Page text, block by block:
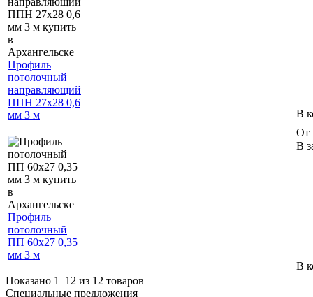
Профиль
потолочный
направляющий
ППН 27х28 0,6
мм 3 м
В
Профиль
потолочный
ПП 60х27 0,35
мм 3 м
От
В
В
Показано 1–12 из 12 товаров
Специальные предложения